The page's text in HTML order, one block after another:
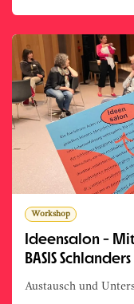
Workshop
Ideensalon -
BASIS Schlanders
Austausch und